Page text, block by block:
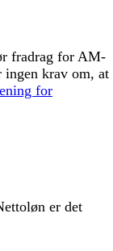
fradrag for AM-
ingen krav om, at
for
er det